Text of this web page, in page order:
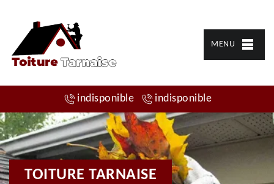
MENU
indisponible indisponible
TOITURE TARNAISE